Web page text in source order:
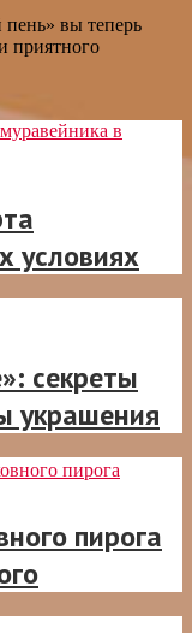
пень» вы теперь
приятного
условиях
секреты
украшения
пирога